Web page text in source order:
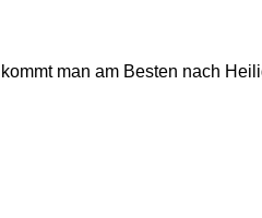
man am Besten nach